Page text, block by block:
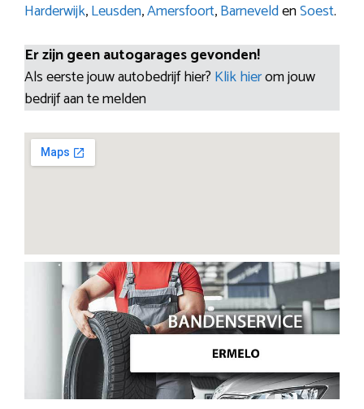
Harderwijk,Leusden,Amersfoort,BarneveldenSoest.
Er zijn geen autogarages gevonden!
Als eerste jouw autobedrijf hier? Klik hierom jouw
bedrijf aan te melden